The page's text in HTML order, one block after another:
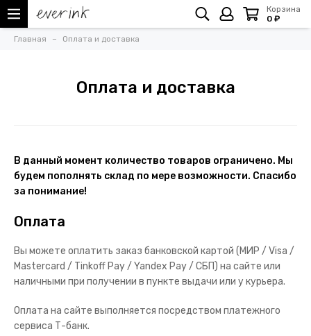
Корзина
0 ₽
Главная Оплата и доставка
Оплата и доставка
В данный момент количество товаров ограничено. Мы
будем пополнять склад по мере возможности. Спасибо
за понимание!
Оплата
Вы можете оплатить заказ банковской картой (МИР / Visa /
Mastercard / Tinkoff Pay / Yandex Pay / СБП) на сайте или
наличными при получении в пункте выдачи или у курьера.
Оплата на сайте выполняется посредством платежного
сервиса Т-банк.